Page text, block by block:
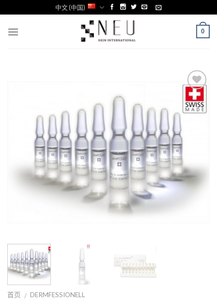
to
content
中文 (中国)
0
Add to
Wishlist
首页 / DERMFESSIONELL